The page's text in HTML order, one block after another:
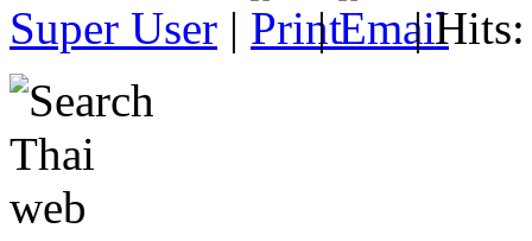
Super User | | | Hits: